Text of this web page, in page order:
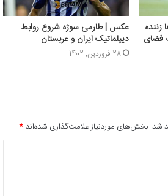
زننده
فضای
عکس | طارمی سوژه شروع روابط
دیپلماتیک ایران و عربستان
28 فروردین, 1402
شد. بخش‌های موردنیاز علامت‌گذاری شده‌اند*